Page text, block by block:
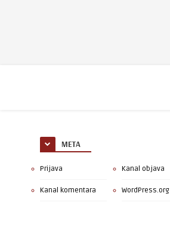
META
Prijava Kanal objava
Kanal komentara WordPress.org